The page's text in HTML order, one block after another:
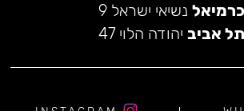
כרמיאל נשיאי ישראל 9
תל אביב יהודה הלוי 47